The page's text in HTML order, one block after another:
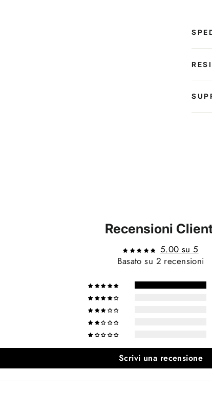
Recensioni
5.00 su 5
Basato su 2 recensioni
Scrivi una recensione